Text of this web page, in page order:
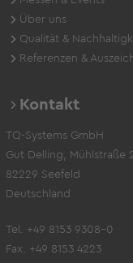
Über uns
Qualität &
Referenzen &
Kontakt
TQ-Systems GmbH
Gut Delling, Mühlstraße
82229 Seefeld
Deutschland
Tel. +49 8153 9308-0
Fax. +49 8153 4223